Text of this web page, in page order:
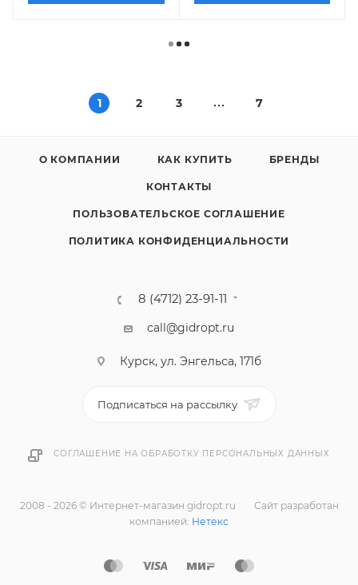
1 2 3 7
О КОМПАНИИ КАК КУПИТЬ БРЕНДЫ
КОНТАКТЫ
ПОЛЬЗОВАТЕЛЬСКОЕ СОГЛАШЕНИЕ
ПОЛИТИКА КОНФИДЕНЦИАЛЬНОСТИ
8 (4712) 23-91-11
call@gidropt.ru
Курск, ул. Энгельса, 171б
Подписаться на рассылку
СОГЛАШЕНИЕ НА ОБРАБОТКУ ПЕРСОНАЛЬНЫХ ДАННЫХ
2008 - 2026 © Интернет-магазин gidropt.ru
Сайт разработан
компанией: Нетекс